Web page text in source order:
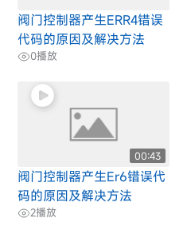
阀门控制器产生ERR4错误
代码的原因及解决方法
0播放
00:43
阀门控制器产生Er6错误代
码的原因及解决方法
2播放